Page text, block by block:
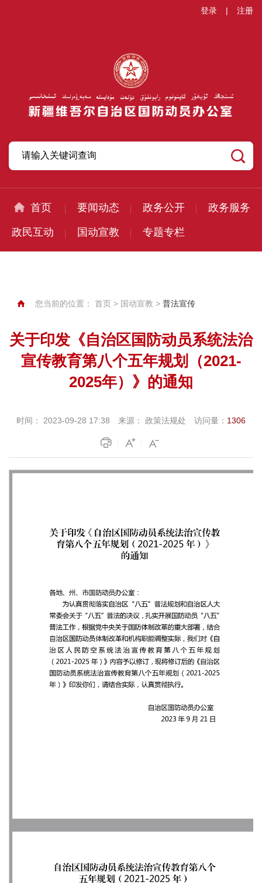
登录 | 注册
首页 要闻动态 政务公开 政务服务
政民互动 国动宣教 专题专栏
您当前的位置： 首页 > 国动宣教 > 普法宣传
关于印发《自治区国防动员系统法治
宣传教育第八个五年规划（2021-
2025年）》的通知
时间： 2023-09-28 17:38 来源： 政策法规处 访问量： 1306